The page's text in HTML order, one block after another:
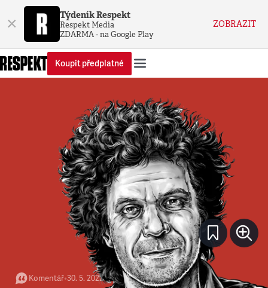
× Týdeník Respekt
Respekt Media
ZDARMA - na Google Play
ZOBRAZIT
Koupit předplatné
Komentář•30. 5. 2022•3minuty